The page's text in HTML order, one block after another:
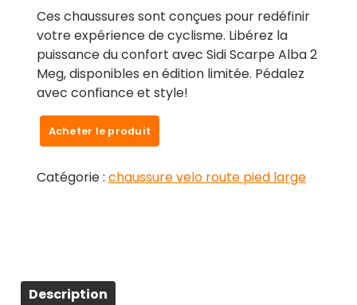
Ces chaussures sont conçues pour redéfinir
votre expérience de cyclisme. Libérez la
puissance du confort avec Sidi Scarpe Alba 2
Meg, disponibles en édition limitée. Pédalez
avec confiance et style!
Acheter le produit
Catégorie : chaussure velo route pied large
Description